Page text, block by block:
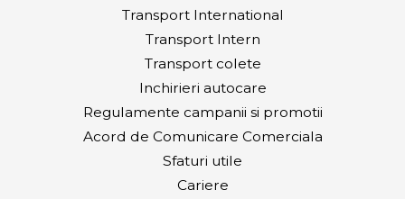
Transport International
Transport Intern
Transport colete
Inchirieri autocare
Regulamente campanii si promotii
Acord de Comunicare Comerciala
Sfaturi utile
Cariere